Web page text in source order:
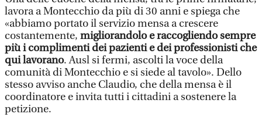
lavora a Montecchio da più di 30 anni e spiega che
«abbiamo portato il servizio mensa a crescere
costantemente, migliorandolo e raccogliendo sempre
più i complimenti dei pazienti e dei professionisti che
qui lavorano. Ausl si fermi, ascolti la voce della
comunità di Montecchio e si siede al tavolo». Dello
stesso avviso anche Claudio, che della mensa è il
coordinatore e invita tutti i cittadini a sostenere la
petizione.